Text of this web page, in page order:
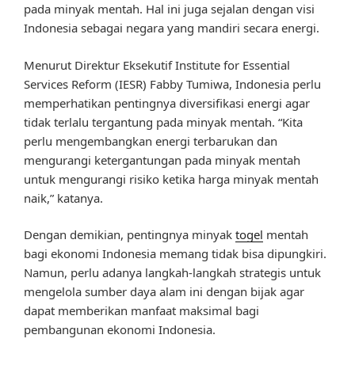
pada minyak mentah. Hal ini juga sejalan dengan visi
Indonesia sebagai negara yang mandiri secara energi.
Menurut Direktur Eksekutif Institute for Essential
Services Reform (IESR) Fabby Tumiwa, Indonesia perlu
memperhatikan pentingnya diversifikasi energi agar
tidak terlalu tergantung pada minyak mentah. “Kita
perlu mengembangkan energi terbarukan dan
mengurangi ketergantungan pada minyak mentah
untuk mengurangi risiko ketika harga minyak mentah
naik,” katanya.
Dengan demikian, pentingnya minyak togel mentah
bagi ekonomi Indonesia memang tidak bisa dipungkiri.
Namun, perlu adanya langkah-langkah strategis untuk
mengelola sumber daya alam ini dengan bijak agar
dapat memberikan manfaat maksimal bagi
pembangunan ekonomi Indonesia.